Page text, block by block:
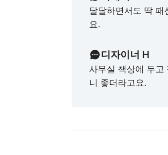
달달하면서도 딱 패
요.
디자이너 H
사무실 책상에 두고
니 좋더라고요.